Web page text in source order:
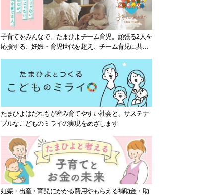
子育てをみんなで。たまひよチーム育児。頑張る2人を
応援する、妊娠・育児世代を超え、チーム育児に共感
たまひよはだれもが産み育てやすい社会と、サステナ
ブルなこどものミライの実現をめざします
妊娠・出産・育児にかかる費用やもらえる補助金・助